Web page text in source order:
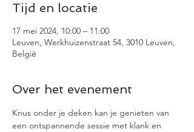
Tijd en locatie
17 mei 2024, 10:00 – 11:00
Leuven, Werkhuizenstraat 54, 3010 Leuven,
België
Over het evenement
Knus onder je deken kan je genieten van
een ontspannende sessie met klank en